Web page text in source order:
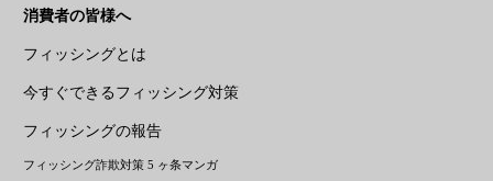
消費者の皆様へ
フィッシングとは
今すぐできるフィッシング対策
フィッシングの報告
フィッシング詐欺対策 5 ヶ条マンガ